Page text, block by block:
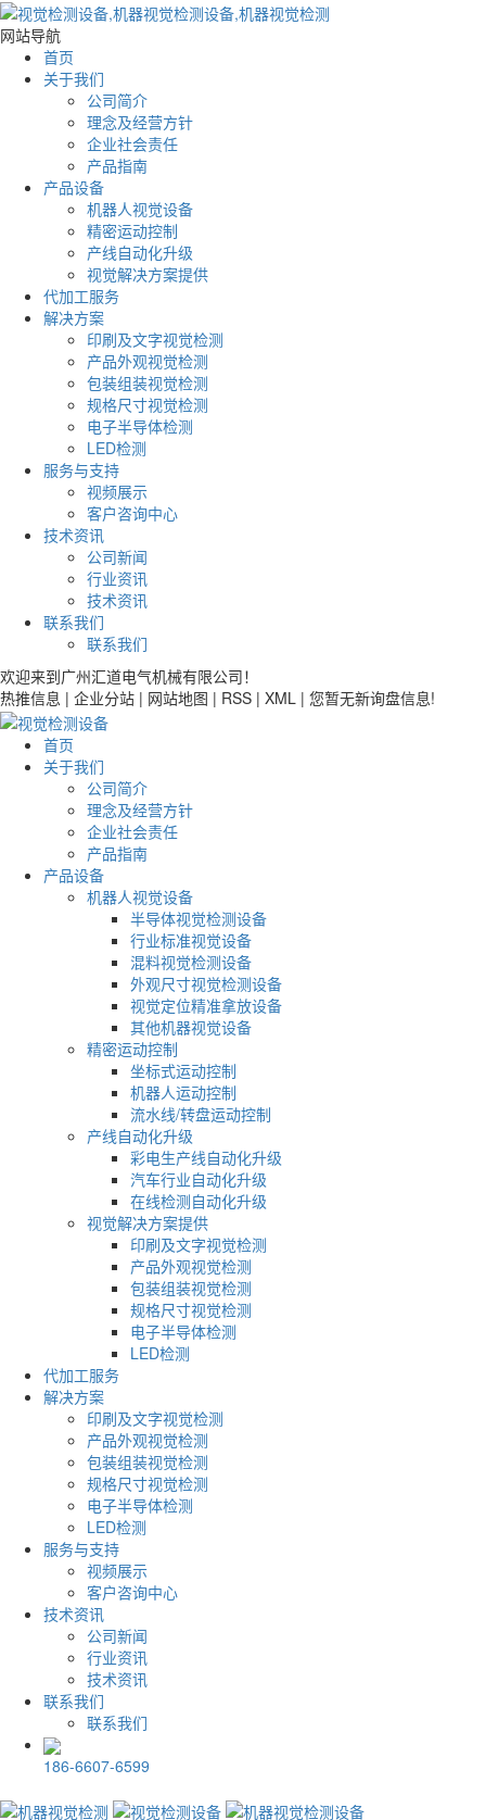
网站导航
首页
关于我们
公司简介
理念及经营方针
企业社会责任
产品指南
产品设备
机器人视觉设备
精密运动控制
产线自动化升级
视觉解决方案提供
代加工服务
解决方案
印刷及文字视觉检测
产品外观视觉检测
包装组装视觉检测
规格尺寸视觉检测
电子半导体检测
LED检测
服务与支持
视频展示
客户咨询中心
技术资讯
公司新闻
行业资讯
技术资讯
联系我们
联系我们
欢迎来到广州汇道电气机械有限公司！
热推信息 | 企业分站 | 网站地图 | RSS | XML | 您暂无新询盘信息!
首页
关于我们
公司简介
理念及经营方针
企业社会责任
产品指南
产品设备
机器人视觉设备
半导体视觉检测设备
行业标准视觉设备
混料视觉检测设备
外观尺寸视觉检测设备
视觉定位精准拿放设备
其他机器视觉设备
精密运动控制
坐标式运动控制
机器人运动控制
流水线/转盘运动控制
产线自动化升级
彩电生产线自动化升级
汽车行业自动化升级
在线检测自动化升级
视觉解决方案提供
印刷及文字视觉检测
产品外观视觉检测
包装组装视觉检测
规格尺寸视觉检测
电子半导体检测
LED检测
代加工服务
解决方案
印刷及文字视觉检测
产品外观视觉检测
包装组装视觉检测
规格尺寸视觉检测
电子半导体检测
LED检测
服务与支持
视频展示
客户咨询中心
技术资讯
公司新闻
行业资讯
技术资讯
联系我们
联系我们
186-6607-6599